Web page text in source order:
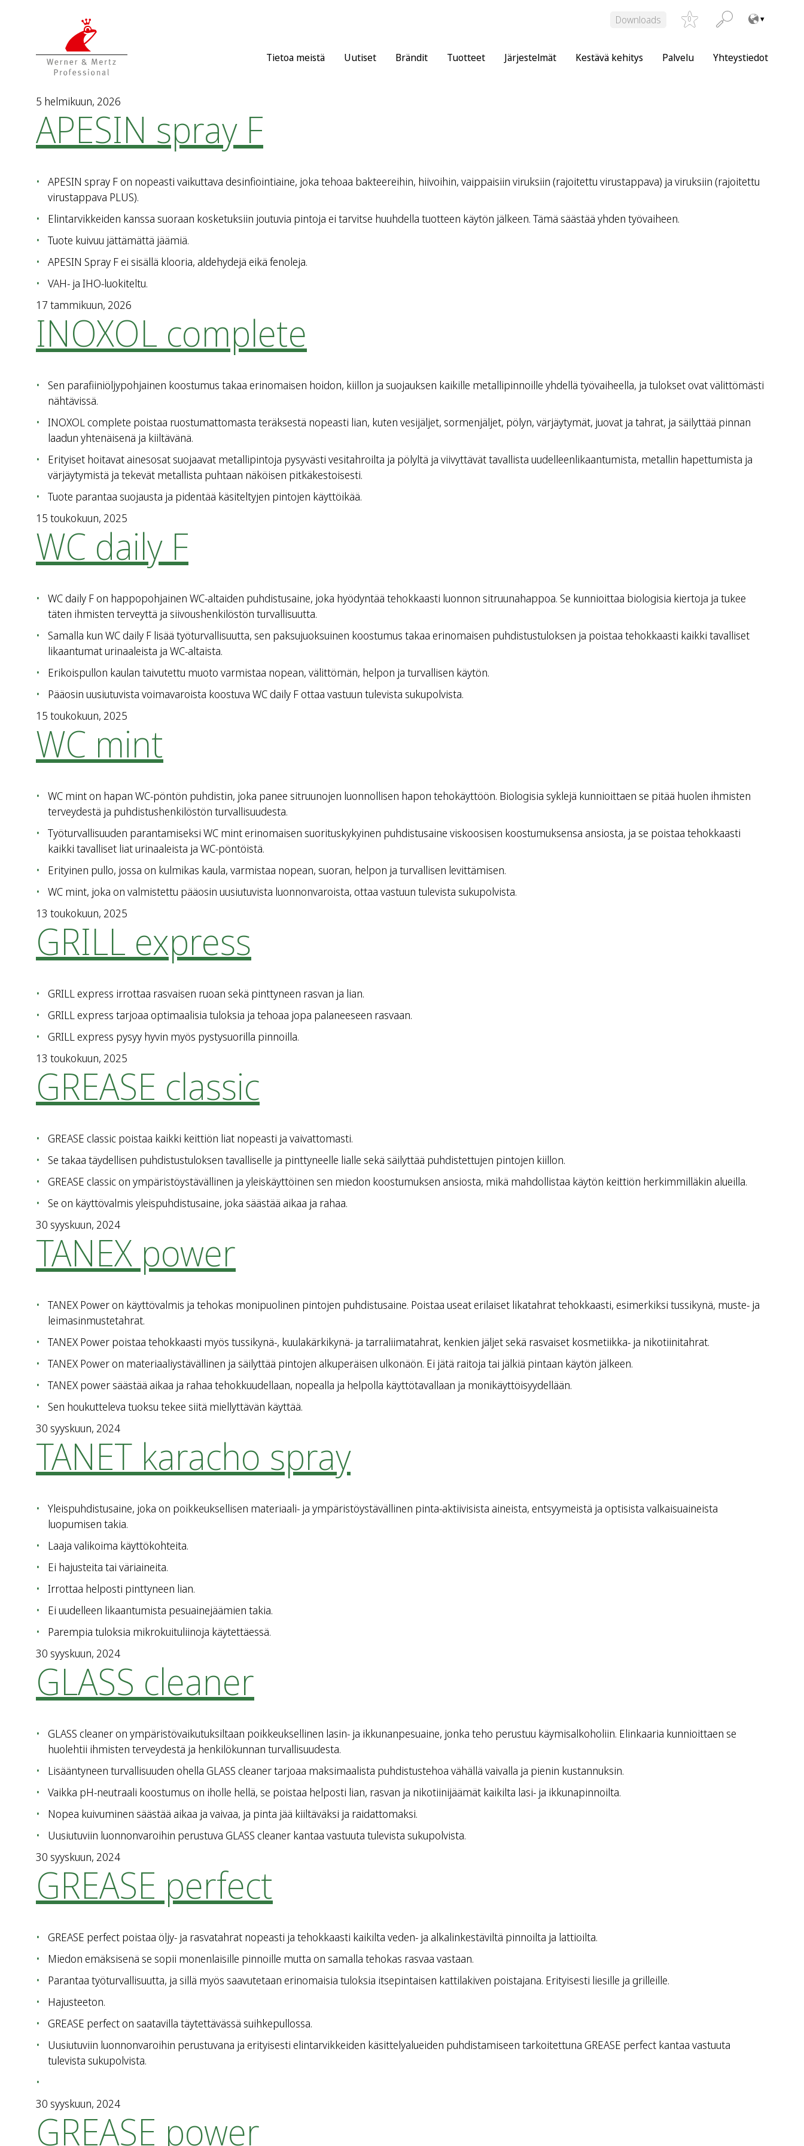
Downloads 0
Tietoa meistä Uutiset Brändit Tuotteet Järjestelmät Kestävä kehitys Palvelu Yhteystiedot
5 helmikuun, 2026
APESIN spray F
APESIN spray F on nopeasti vaikuttava desinfiointiaine, joka tehoaa bakteereihin, hiivoihin, vaippaisiin viruksiin (rajoitettu virustappava) ja viruksiin (rajoitettu
virustappava PLUS).
Elintarvikkeiden kanssa suoraan kosketuksiin joutuvia pintoja ei tarvitse huuhdella tuotteen käytön jälkeen. Tämä säästää yhden työvaiheen.
Tuote kuivuu jättämättä jäämiä.
APESIN Spray F ei sisällä klooria, aldehydejä eikä fenoleja.
VAH- ja IHO-luokiteltu.
17 tammikuun, 2026
INOXOL complete
Sen parafiiniöljypohjainen koostumus takaa erinomaisen hoidon, kiillon ja suojauksen kaikille metallipinnoille yhdellä työvaiheella, ja tulokset ovat välittömästi
nähtävissä.
INOXOL complete poistaa ruostumattomasta teräksestä nopeasti lian, kuten vesijäljet, sormenjäljet, pölyn, värjäytymät, juovat ja tahrat, ja säilyttää pinnan
laadun yhtenäisenä ja kiiltävänä.
Erityiset hoitavat ainesosat suojaavat metallipintoja pysyvästi vesitahroilta ja pölyltä ja viivyttävät tavallista uudelleenlikaantumista, metallin hapettumista ja
värjäytymistä ja tekevät metallista puhtaan näköisen pitkäkestoisesti.
Tuote parantaa suojausta ja pidentää käsiteltyjen pintojen käyttöikää.
15 toukokuun, 2025
WC daily F
WC daily F on happopohjainen WC-altaiden puhdistusaine, joka hyödyntää tehokkaasti luonnon sitruunahappoa. Se kunnioittaa biologisia kiertoja ja tukee
täten ihmisten terveyttä ja siivoushenkilöstön turvallisuutta.
Samalla kun WC daily F lisää työturvallisuutta, sen paksujuoksuinen koostumus takaa erinomaisen puhdistustuloksen ja poistaa tehokkaasti kaikki tavalliset
likaantumat urinaaleista ja WC-altaista.
Erikoispullon kaulan taivutettu muoto varmistaa nopean, välittömän, helpon ja turvallisen käytön.
Pääosin uusiutuvista voimavaroista koostuva WC daily F ottaa vastuun tulevista sukupolvista.
15 toukokuun, 2025
WC mint
WC mint on hapan WC-pöntön puhdistin, joka panee sitruunojen luonnollisen hapon tehokäyttöön. Biologisia syklejä kunnioittaen se pitää huolen ihmisten
terveydestä ja puhdistushenkilöstön turvallisuudesta.
Työturvallisuuden parantamiseksi WC mint erinomaisen suorituskykyinen puhdistusaine viskoosisen koostumuksensa ansiosta, ja se poistaa tehokkaasti
kaikki tavalliset liat urinaaleista ja WC-pöntöistä.
Erityinen pullo, jossa on kulmikas kaula, varmistaa nopean, suoran, helpon ja turvallisen levittämisen.
WC mint, joka on valmistettu pääosin uusiutuvista luonnonvaroista, ottaa vastuun tulevista sukupolvista.
13 toukokuun, 2025
GRILL express
GRILL express irrottaa rasvaisen ruoan sekä pinttyneen rasvan ja lian.
GRILL express tarjoaa optimaalisia tuloksia ja tehoaa jopa palaneeseen rasvaan.
GRILL express pysyy hyvin myös pystysuorilla pinnoilla.
13 toukokuun, 2025
GREASE classic
GREASE classic poistaa kaikki keittiön liat nopeasti ja vaivattomasti.
Se takaa täydellisen puhdistustuloksen tavalliselle ja pinttyneelle lialle sekä säilyttää puhdistettujen pintojen kiillon.
GREASE classic on ympäristöystävällinen ja yleiskäyttöinen sen miedon koostumuksen ansiosta, mikä mahdollistaa käytön keittiön herkimmilläkin alueilla.
Se on käyttövalmis yleispuhdistusaine, joka säästää aikaa ja rahaa.
30 syyskuun, 2024
TANEX power
TANEX Power on käyttövalmis ja tehokas monipuolinen pintojen puhdistusaine. Poistaa useat erilaiset likatahrat tehokkaasti, esimerkiksi tussikynä, muste- ja
leimasinmustetahrat.
TANEX Power poistaa tehokkaasti myös tussikynä-, kuulakärkikynä- ja tarraliimatahrat, kenkien jäljet sekä rasvaiset kosmetiikka- ja nikotiinitahrat.
TANEX Power on materiaaliystävällinen ja säilyttää pintojen alkuperäisen ulkonäön. Ei jätä raitoja tai jälkiä pintaan käytön jälkeen.
TANEX power säästää aikaa ja rahaa tehokkuudellaan, nopealla ja helpolla käyttötavallaan ja monikäyttöisyydellään.
Sen houkutteleva tuoksu tekee siitä miellyttävän käyttää.
30 syyskuun, 2024
TANET karacho spray
Yleispuhdistusaine, joka on poikkeuksellisen materiaali- ja ympäristöystävällinen pinta-aktiivisista aineista, entsyymeistä ja optisista valkaisuaineista
luopumisen takia.
Laaja valikoima käyttökohteita.
Ei hajusteita tai väriaineita.
Irrottaa helposti pinttyneen lian.
Ei uudelleen likaantumista pesuainejäämien takia.
Parempia tuloksia mikrokuituliinoja käytettäessä.
30 syyskuun, 2024
GLASS cleaner
GLASS cleaner on ympäristövaikutuksiltaan poikkeuksellinen lasin- ja ikkunanpesuaine, jonka teho perustuu käymisalkoholiin. Elinkaaria kunnioittaen se
huolehtii ihmisten terveydestä ja henkilökunnan turvallisuudesta.
Lisääntyneen turvallisuuden ohella GLASS cleaner tarjoaa maksimaalista puhdistustehoa vähällä vaivalla ja pienin kustannuksin.
Vaikka pH-neutraali koostumus on iholle hellä, se poistaa helposti lian, rasvan ja nikotiinijäämät kaikilta lasi- ja ikkunapinnoilta.
Nopea kuivuminen säästää aikaa ja vaivaa, ja pinta jää kiiltäväksi ja raidattomaksi.
Uusiutuviin luonnonvaroihin perustuva GLASS cleaner kantaa vastuuta tulevista sukupolvista.
30 syyskuun, 2024
GREASE perfect
GREASE perfect poistaa öljy- ja rasvatahrat nopeasti ja tehokkaasti kaikilta veden- ja alkalinkestäviltä pinnoilta ja lattioilta.
Miedon emäksisenä se sopii monenlaisille pinnoille mutta on samalla tehokas rasvaa vastaan.
Parantaa työturvallisuutta, ja sillä myös saavutetaan erinomaisia tuloksia itsepintaisen kattilakiven poistajana. Erityisesti liesille ja grilleille.
Hajusteeton.
GREASE perfect on saatavilla täytettävässä suihkepullossa.
Uusiutuviin luonnonvaroihin perustuvana ja erityisesti elintarvikkeiden käsittelyalueiden puhdistamiseen tarkoitettuna GREASE perfect kantaa vastuuta
tulevista sukupolvista.
30 syyskuun, 2024
GREASE power